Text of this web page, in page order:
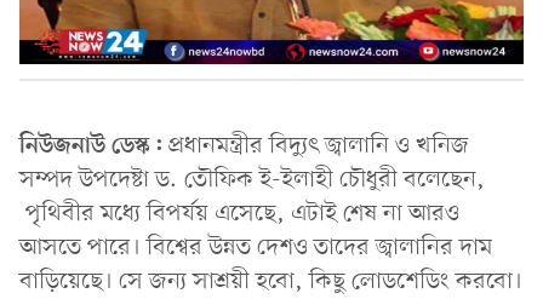
নিউজনাউ ডেস্ক: প্রধানমন্ত্রীর বিদ্যুৎ জ্বালানি ও খনিজ
সম্পদ উপদেষ্টা ড. তৌফিক ই-ইলাহী চৌধুরী বলেছেন,
পৃথিবীর মধ্যে বিপর্যয় এসেছে, এটাই শেষ না আরও
আসতে পারে। বিশ্বের উন্নত দেশও তাদের জ্বালানির দাম
বাড়িয়েছে। সে জন্য সাশ্রয়ী হবো, কিছু লোডশেডিং করবো।